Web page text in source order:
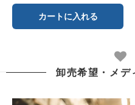
卸売希望・メデ